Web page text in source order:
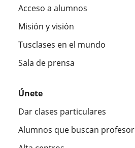
Acceso a alumnos
Misión y visión
Tusclases en el mundo
Sala de prensa
Únete
Dar clases particulares
Alumnos que buscan profesor